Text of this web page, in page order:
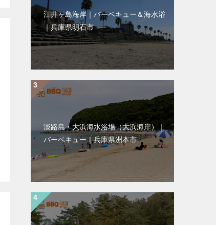
江井ヶ島海岸｜バーベキュー＆海水浴
｜兵庫県明石市
淡路島・大浜海水浴場（大浜海岸）｜
バーベキュー｜兵庫県洲本市